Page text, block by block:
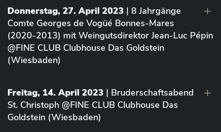
Donnerstag, 27. April 2023 | 8 Jahrgänge
Comte Georges de Vogüé Bonnes-Mares
(2020-2013) mit Weingutsdirektor Jean-Luc Pépin
@FINE CLUB Clubhouse Das Goldstein
(Wiesbaden)
Freitag, 14. April 2023 | Bruderschaftsabend
St. Christoph @FINE CLUB Clubhouse Das
Goldstein (Wiesbaden)